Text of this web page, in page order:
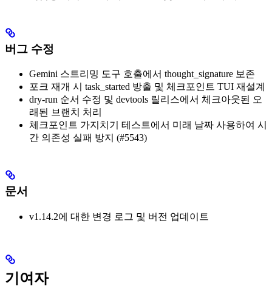
버그 수정
Gemini 스트리밍 도구 호출에서 thought_signature 보존
포크 재개 시 task_started 방출 및 체크포인트 TUI 재설계
dry-run 순서 수정 및 devtools 릴리스에서 체크아웃된 오
래된 브랜치 처리
체크포인트 가지치기 테스트에서 미래 날짜 사용하여 시
간 의존성 실패 방지 (#5543)
문서
v1.14.2에 대한 변경 로그 및 버전 업데이트
기여자